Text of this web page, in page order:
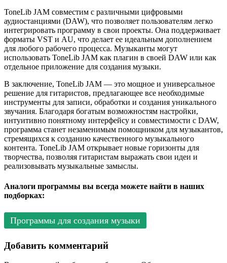
ToneLib JAM совместим с различными цифровыми
аудиостанциями (DAW), что позволяет пользователям легко
интегрировать программу в свои проекты. Она поддерживает
форматы VST и AU, что делает ее идеальным дополнением
для любого рабочего процесса. Музыканты могут
использовать ToneLib JAM как плагин в своей DAW или как
отдельное приложение для создания музыки.
В заключение, ToneLib JAM — это мощное и универсальное
решение для гитаристов, предлагающее все необходимые
инструменты для записи, обработки и создания уникального
звучания. Благодаря богатым возможностям настройки,
интуитивно понятному интерфейсу и совместимости с DAW,
программа станет незаменимым помощником для музыкантов,
стремящихся к созданию качественного музыкального
контента. ToneLib JAM открывает новые горизонты для
творчества, позволяя гитаристам выражать свои идеи и
реализовывать музыкальные замыслы.
Аналоги программы вы всегда можете найти в наших
подборках:
Программы для создания музыки
Добавить комментарий